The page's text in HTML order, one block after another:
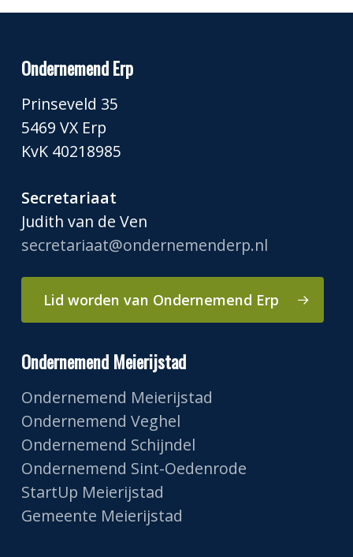
Ondernemend Erp
Prinseveld 35
5469 VX Erp
KvK 40218985
Secretariaat
Judith van de Ven
secretariaat@ondernemenderp.nl
Lid worden van Ondernemend Erp
Ondernemend Meierijstad
Ondernemend Meierijstad
Ondernemend Veghel
Ondernemend Schijndel
Ondernemend Sint-Oedenrode
StartUp Meierijstad
Gemeente Meierijstad